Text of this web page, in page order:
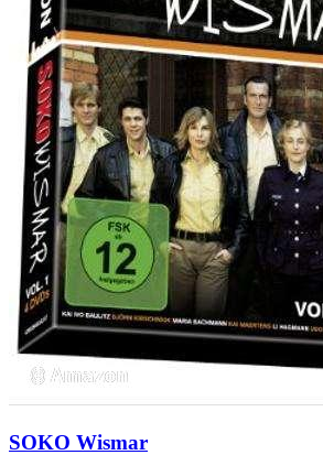
SOKO Wismar